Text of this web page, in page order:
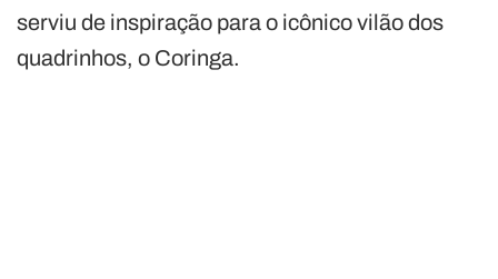
serviu de inspiração para o icônico vilão dos
quadrinhos, o Coringa.